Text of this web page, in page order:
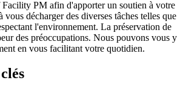
PM afin d'apporter un soutien à votre
vous décharger des diverses tâches telles que
l'environnement. La préservation de
des préoccupations. Nous pouvons vous y
en vous facilitant votre quotidien.